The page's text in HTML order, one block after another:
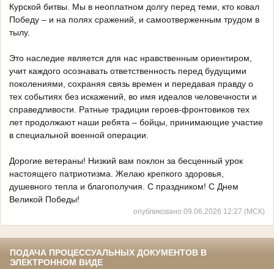
Курской битвы. Мы в неоплатном долгу перед теми, кто ковал
Победу – и на полях сражений, и самоотверженным трудом в
тылу.
Это наследие является для нас нравственным ориентиром,
учит каждого осознавать ответственность перед будущими
поколениями, сохраняя связь времен и передавая правду о
тех событиях без искажений, во имя идеалов человечности и
справедливости. Ратные традиции героев-фронтовиков тех
лет продолжают наши ребята – бойцы, принимающие участие
в специальной военной операции.
Дорогие ветераны! Низкий вам поклон за бесценный урок
настоящего патриотизма. Желаю крепкого здоровья,
душевного тепла и благополучия. С праздником! С Днем
Великой Победы!
опубликовано 09.06.2026 12:27 (МСК)
ПОДАЧА ПРОЦЕССУАЛЬНЫХ ДОКУМЕНТОВ В
ЭЛЕКТРОННОМ ВИДЕ